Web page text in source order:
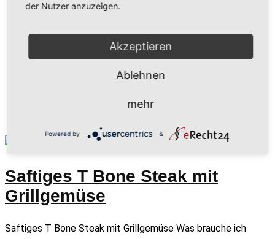
Regionale Hersteller
Talk am Grill
Steakliebhaber
Saftiges T Bone Steak mit
Grillgemüse
Saftiges T Bone Steak mit Grillgemüse Was brauche ich
der Nutzer anzuzeigen.
Akzeptieren
Ablehnen
mehr
Powered by &